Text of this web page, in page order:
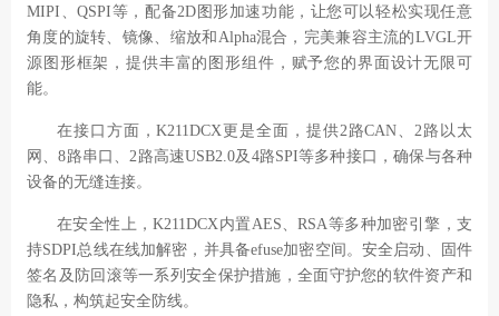
MIPI 、QSPI等，配备2D 图形加速功能，让您可以轻松实现任意
角度的旋转、镜像、缩放和 Alpha混合，完美兼容主流的LVGL开
源图形框架，提供丰富的图形组件，赋予您的界面设计无限可
能。
在接口方面，K211DCX 更是全面，提供2 路CAN 2 路以太
网、8路串口、 2 路高速USB2.0及 4路SPI等多种接口，确保与各种
设备的无缝连接。
在安全性上，K211DCX 内置 AES 、RSA等多种加密引擎，支
持SDPI总线在线加解密，并具备efuse加密空间。安全启动、固件
签名及防回滚等一系列安全保护措施，全面守护您的软件资产和
隐私，构筑起安全防线。